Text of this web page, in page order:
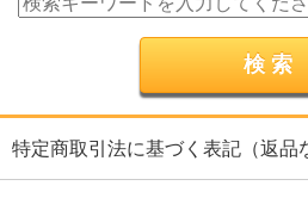
特定商取引法に基づく表記（返品